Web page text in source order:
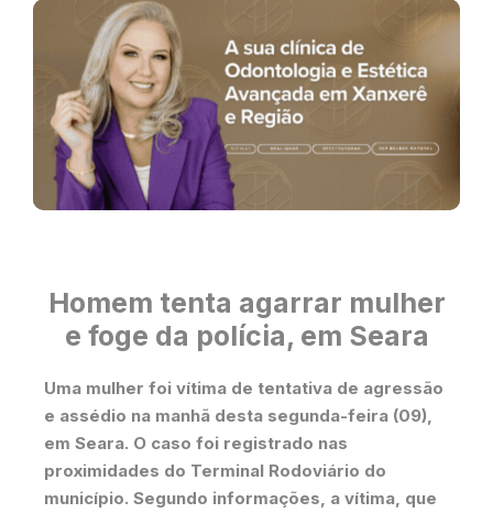
Homem tenta agarrar mulher
e foge da polícia, em Seara
Uma mulher foi vítima de tentativa de agressão
e assédio na manhã desta segunda-feira (09),
em Seara. O caso foi registrado nas
proximidades do Terminal Rodoviário do
município. Segundo informações, a vítima, que